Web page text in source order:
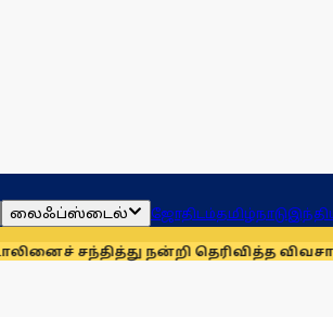
லைஃப்ஸ்டைல் ஜோதிடம்தமிழ்நாடு
நன்றி தெரிவித்த விவசாயிகள்!